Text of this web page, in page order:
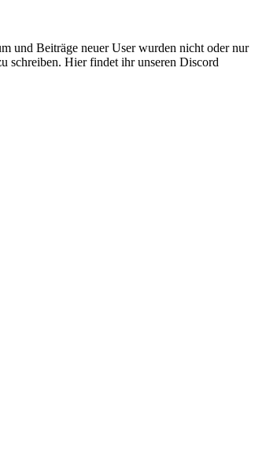
und Beiträge neuer User wurden nicht oder nur
schreiben. Hier findet ihr unseren Discord